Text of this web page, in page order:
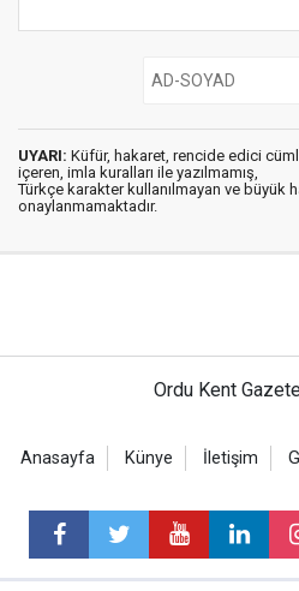
UYARI: Küfür, hakaret, rencide edici
içeren, imla kuralları ile yazılmamış,
Türkçe karakter kullanılmayan ve büyük
onaylanmamaktadır.
Ordu Kent
Anasayfa Künye İletişim